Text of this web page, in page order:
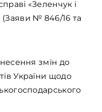
«Зеленчук і
№ 846/16 та
змін до
України щодо